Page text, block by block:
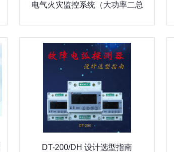
电气火灾监控系统（大功率二总
DT-200/DH 设计选型指南